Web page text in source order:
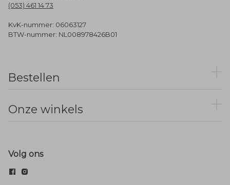
(053) 461 14 73
KvK-nummer: 06063127
BTW-nummer: NL008978426B01
Bestellen
Onze winkels
Volg ons